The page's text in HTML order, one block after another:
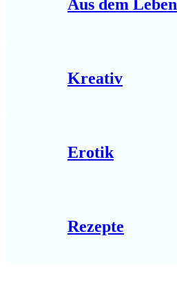
Aus dem Leben
Kreativ
Erotik
Rezepte